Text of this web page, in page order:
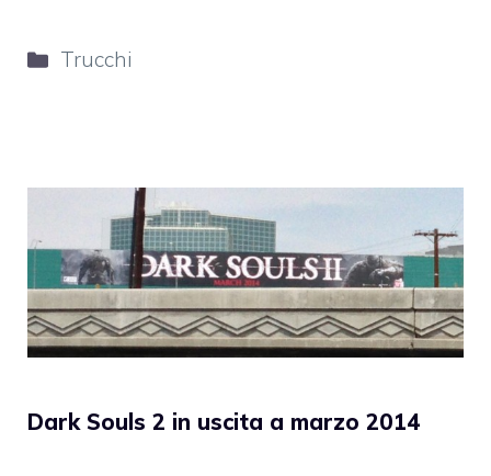
Categorie
Trucchi
Dark Souls 2 in uscita a marzo 2014